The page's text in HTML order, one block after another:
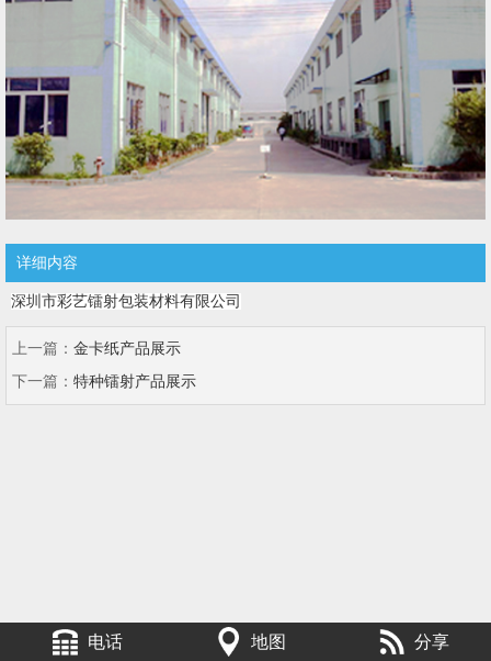
详细内容
深圳市彩艺镭射包装材料有限公司
上一篇： 金卡纸产品展示
下一篇： 特种镭射产品展示
电话 地图 分享